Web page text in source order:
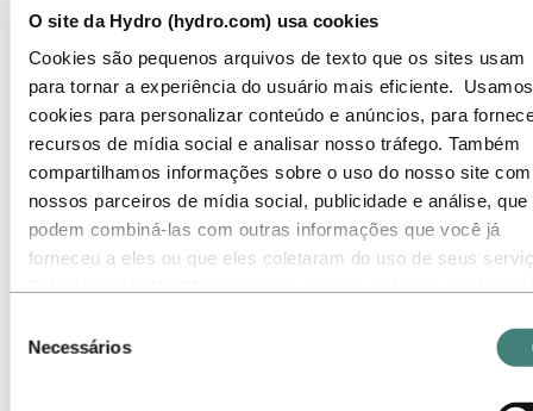
O site da Hydro (hydro.com) usa cookies
Cookies são pequenos arquivos de texto que os sites usam
para tornar a experiência do usuário mais eficiente. Usamos
cookies para personalizar conteúdo e anúncios, para
recursos de mídia social e analisar nosso tráfego. Também
compartilhamos informações sobre o uso do nosso site com
nossos parceiros de mídia social, publicidade e análise, que
podem combiná-las com outras informações que você já
forneceu a eles ou que eles coletaram do uso de seus
os cookies selecionados. Selecione o botão ‘Permitir todos’
Necessários
Operando na Amazônia brasileira
Contato de Sustentabilidade
Ir para:Carreiras
Oportunidades de emprego
Estudantes e graduados
A vida na Hydro
Áreas de carreira
Conheça nossa equipe
Jornada de recrutamento
Contato e perguntas frequentes
Ir para:Imprensa